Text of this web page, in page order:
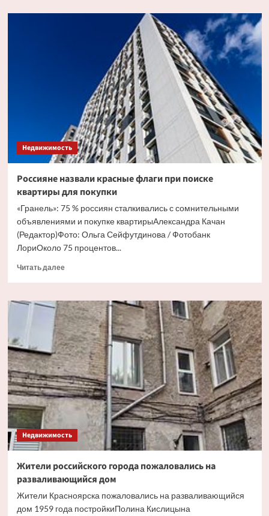
Раскрыта
Грязи
Недвижимость
Россияне назвали красные флаги при поиске
квартиры для покупки
«Гранель»: 75 % россиян сталкивались с сомнительными
объявлениями и покупке квартирыАлександра Качан
(Редактор)Фото: Ольга Сейфутдинова / Фотобанк
ЛориОколо 75 процентов...
Читать далееПрочитать
Россияне
назвали
красные
флаги
при
поиске
квартиры
для
покупки
Недвижимость
Жители российского города пожаловались на
разваливающийся дом
Жители Красноярска пожаловались на разваливающийся
дом 1959 года постройкиПолина Кислицына